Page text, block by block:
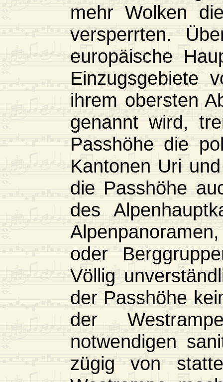
mehr Wolken
versperrten.
europäische
Einzugsgebiete
ihrem obersten
genannt wird,
Passhöhe die
Kantonen Uri
die Passhöhe
des
oder
Völlig
der Passhöhe
der
notwendigen
zügig von